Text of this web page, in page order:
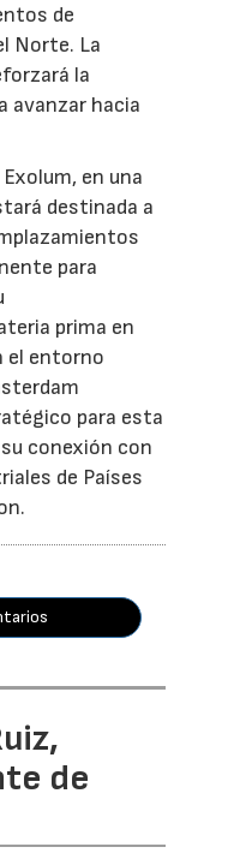
de
Norte. La
la
avanzar hacia
en una
destinada a
para
prima en
el entorno
para esta
conexión con
de Países
de